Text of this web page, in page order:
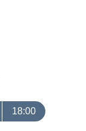
18:00